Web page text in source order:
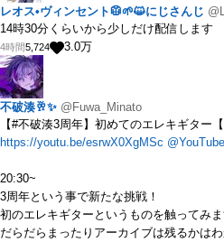
レオス•ヴィンセント🥼🌱😺にじさんじ
14時30分くらいから少しだけ配信します
4時間5,724 3.0万
不破湊🥂✨ @Fuwa_Minato
【#不破湊3周年】初めてのエレキギター
https://youtu.be/esrwX0XgMSc @YouTube
20:30~
3周年という事で新たな挑戦！
初のエレキギターというものを触ってみま
だらだらまったりアーカイブは残るかはわ